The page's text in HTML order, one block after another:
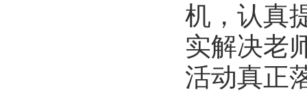
机，认真
实解决老
活动真正